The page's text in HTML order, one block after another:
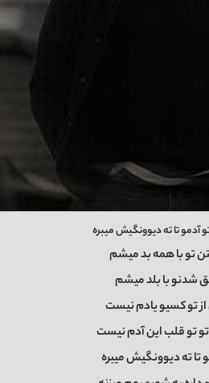
آدمو تا ته دیوونگیش میبره
تو با همه بد میشم
شدنو با بلد میشم
از تو کسیو یادم نیست
تو قلب این آدم نیست
ته دیوونگیش میبره